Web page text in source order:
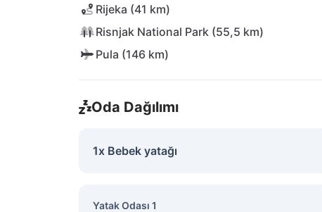
Rijeka (41 km)
Risnjak National Park (55,5 km)
Pula (146 km)
Oda Dağılımı
1x Bebek yatağı
Yatak Odası 1